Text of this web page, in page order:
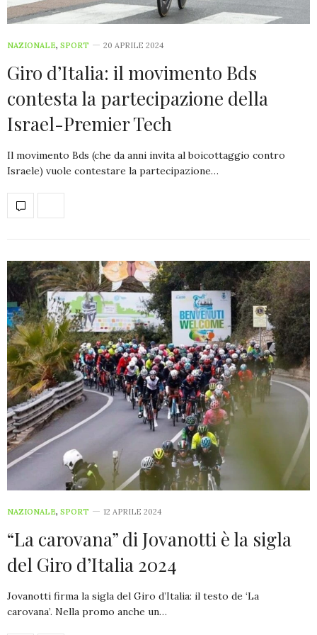
NAZIONALE, SPORT 20 APRILE 2024
Giro d’Italia: il movimento Bds
contesta la partecipazione della
Israel-Premier Tech
Il movimento Bds (che da anni invita al boicottaggio contro
Israele) vuole contestare la partecipazione…
NAZIONALE, SPORT 12 APRILE 2024
“La carovana” di Jovanotti è la sigla
del Giro d’Italia 2024
Jovanotti firma la sigla del Giro d’Italia: il testo de ‘La
carovana’. Nella promo anche un…